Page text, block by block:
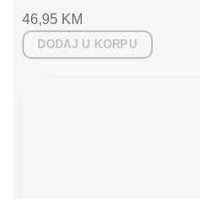
46,95 KM
DODAJ U KORPU